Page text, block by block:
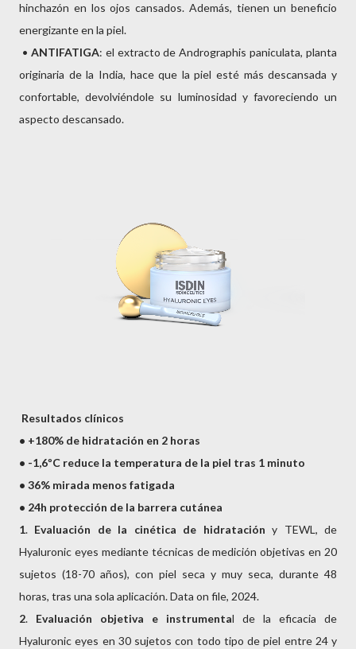
hinchazón en los ojos cansados. Además, tienen un beneficio
energizante en la piel.
• ANTIFATIGA: el extracto de Andrographis paniculata, planta
originaria de la India, hace que la piel esté más descansada y
confortable, devolviéndole su luminosidad y favoreciendo un
aspecto descansado.
Resultados clínicos
• +180% de hidratación en 2 horas
• -1,6ºC reduce la temperatura de la piel tras 1 minuto
• 36% mirada menos fatigada
• 24h protección de la barrera cutánea
1. Evaluación de la cinética de hidratación y TEWL, de
Hyaluronic eyes mediante técnicas de medición objetivas en 20
sujetos (18-70 años), con piel seca y muy seca, durante 48
horas, tras una sola aplicación. Data on file, 2024.
2. Evaluación objetiva e instrumental de la eficacia de
Hyaluronic eyes en 30 sujetos con todo tipo de piel entre 24 y